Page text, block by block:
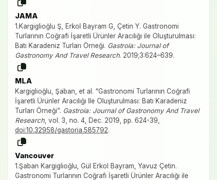
JAMA
1.Kargiglioğlu Ş, Erkol Bayram G, Çetin Y. Gastronomi
Turlarının Coğrafi İşaretli Ürünler Aracılığı ile Oluşturulması:
Batı Karadeniz Turları Örneği. Gastroia: Journal of
Gastronomy And Travel Research. 2019;3:624–639.
MLA
Kargiglioğlu, Şaban, et al. “Gastronomi Turlarının Coğrafi
İşaretli Ürünler Aracılığı Ile Oluşturulması: Batı Karadeniz
Turları Örneği”. Gastroia: Journal of Gastronomy And Travel
Research, vol. 3, no. 4, Dec. 2019, pp. 624-39,
doi:10.32958/gastoria.585792.
Vancouver
1.Şaban Kargiglioğlu, Gül Erkol Bayram, Yavuz Çetin.
Gastronomi Turlarının Coğrafi İşaretli Ürünler Aracılığı ile